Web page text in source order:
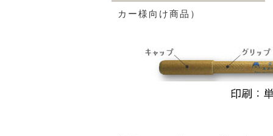
カー様向け商品）